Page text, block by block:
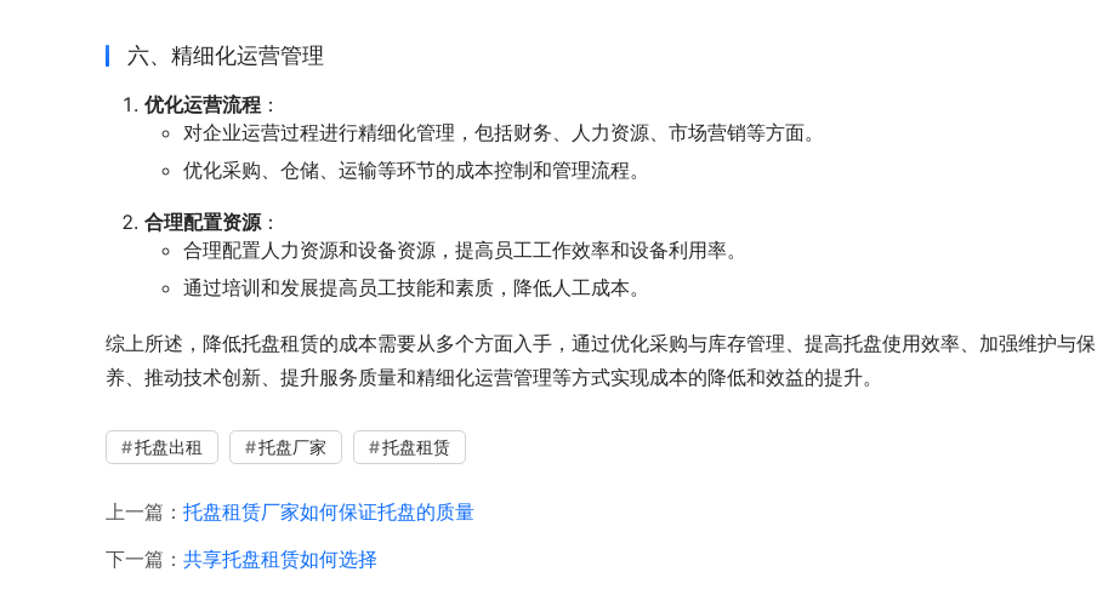
六、精细化运营管理
优化运营流程 ：
对企业运营过程进行精细化管理，包括财务、人力资源、市场营销等方面。
优化采购、仓储、运输等环节的成本控制和管理流程。
合理配置资源：
合理配置人力资源和设备资源，提高员工工作效率和设备利用率。
通过培训和发展提高员工技能和素质，降低人工成本。
综上所述，降低托盘租赁的成本需要从多个方面入手，通过优化采购与库存管理、提高托盘使用效率、加强维护与保
养、推动技术创新、提升服务质量和精细化运营管理等方式实现成本的降低和效益的提升。
托盘出租 托盘厂家 托盘租赁
上一篇： 托盘租赁厂家如何保证托盘的质量
下一篇： 共享托盘租赁如何选择